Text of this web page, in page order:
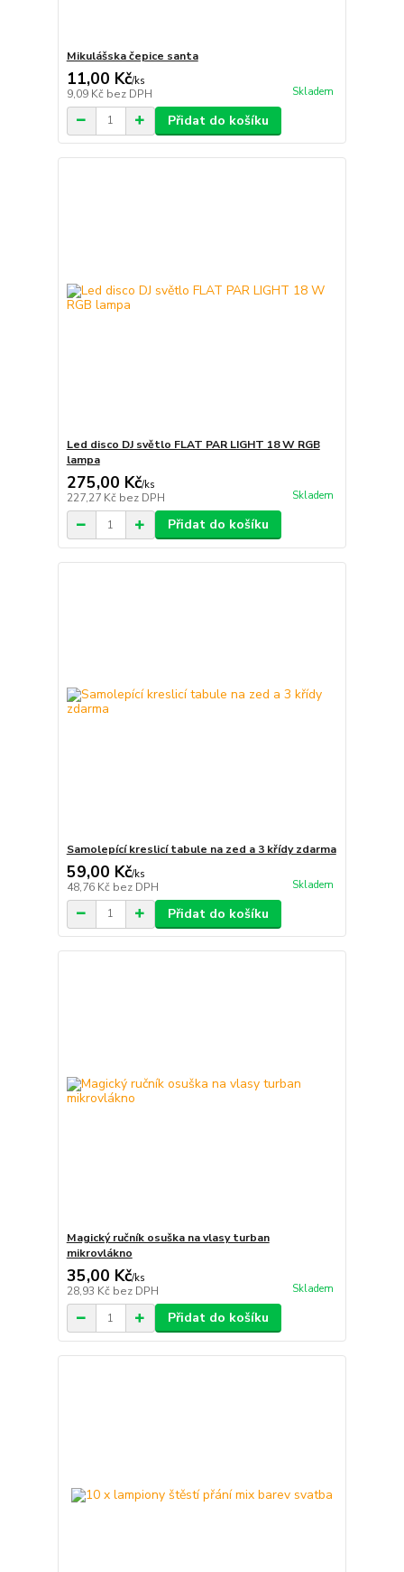
Mikulášska čepice santa
11,00 Kč/ks
9,09 Kč bez DPH Skladem
Přidat do košíku
Led disco DJ světlo FLAT PAR LIGHT 18 W RGB
lampa
275,00 Kč/ks
227,27 Kč bez DPH Skladem
Přidat do košíku
Samolepící kreslicí tabule na zed a 3 křídy zdarma
59,00 Kč/ks
48,76 Kč bez DPH Skladem
Přidat do košíku
Magický ručník osuška na vlasy turban
mikrovlákno
35,00 Kč/ks
28,93 Kč bez DPH Skladem
Přidat do košíku